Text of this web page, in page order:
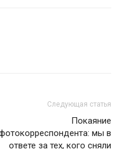
Следующая статья
Покаяние
мы в
ответе за тех, кого сняли